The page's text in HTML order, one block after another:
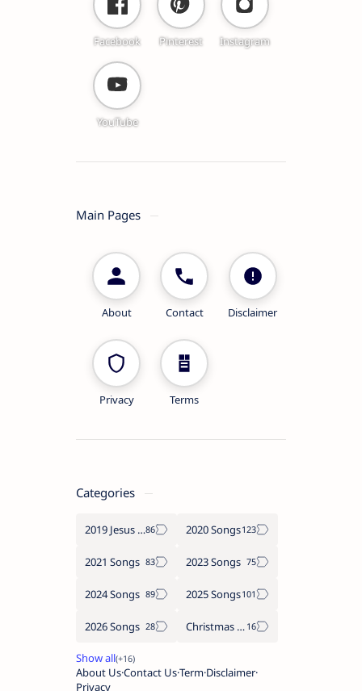
Facebook Pinterest Instagram
YouTube
Main Pages
About Contact Disclaimer
Privacy Terms
Categories
2019 Jesus songs 2020 Songs
2021 Songs 2023 Songs
2024 Songs 2025 Songs
2026 Songs Christmas Songs
About UsContact UsTerm Disclaimer
Privacy